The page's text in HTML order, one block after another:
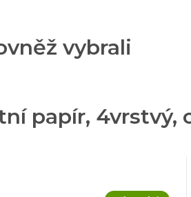
vybrali
papír, 4vrstvý,